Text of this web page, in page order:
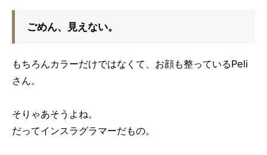
ごめん、見えない。
もちろんカラーだけではなくて、お顔も整っているPeli
さん。
そりゃあそうよね。
だってインスラグラマーだもの。